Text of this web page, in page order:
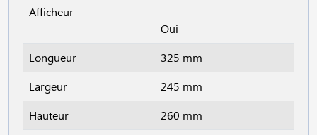
Afficheur
Oui
Longueur
325 mm
Largeur
245 mm
Hauteur
260 mm